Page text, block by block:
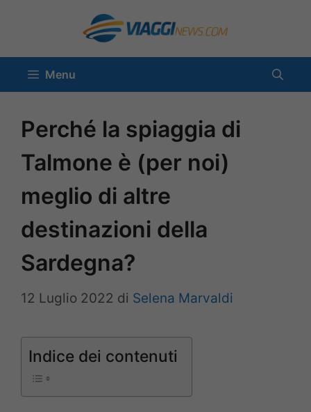
contenuto
Menu
Perché la spiaggia di
Talmone è (per noi)
meglio di altre
destinazioni della
Sardegna?
12 Luglio 2022 di Selena Marvaldi
Indice dei contenuti